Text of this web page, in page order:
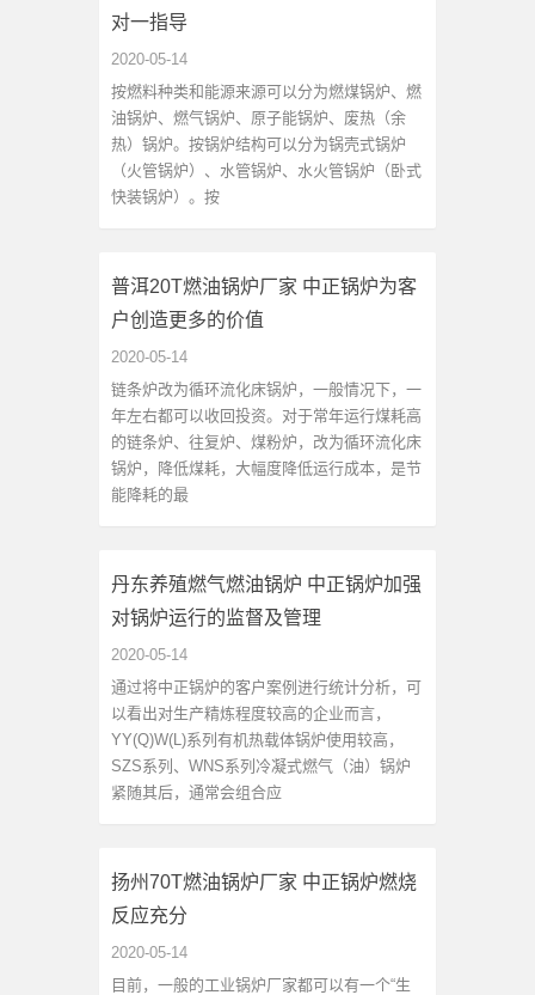
对一指导
2020-05-14
按燃料种类和能源来源可以分为燃煤锅炉、燃
油锅炉、燃气锅炉、原子能锅炉、废热（余
热）锅炉。按锅炉结构可以分为锅壳式锅炉
（火管锅炉）、水管锅炉、水火管锅炉（卧式
快装锅炉）。按
普洱20T燃油锅炉厂家 中正锅炉为客
户创造更多的价值
2020-05-14
链条炉改为循环流化床锅炉，一般情况下，一
年左右都可以收回投资。对于常年运行煤耗高
的链条炉、往复炉、煤粉炉，改为循环流化床
锅炉，降低煤耗，大幅度降低运行成本，是节
能降耗的最
丹东养殖燃气燃油锅炉 中正锅炉加强
对锅炉运行的监督及管理
2020-05-14
通过将中正锅炉的客户案例进行统计分析，可
以看出对生产精炼程度较高的企业而言，
YY(Q)W(L)系列有机热载体锅炉使用较高，
SZS系列、WNS系列冷凝式燃气（油）锅炉
紧随其后，通常会组合应
扬州70T燃油锅炉厂家 中正锅炉燃烧
反应充分
2020-05-14
目前，一般的工业锅炉厂家都可以有一个“生